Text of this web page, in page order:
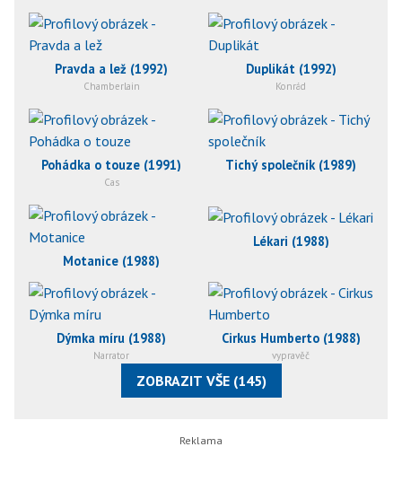
Pravda a lež (1992)
Chamberlain
Duplikát (1992)
Konrád
Pohádka o touze (1991)
Cas
Tichý společník (1989)
Motanice (1988)
Lékari (1988)
Dýmka míru (1988)
Narrator
Cirkus Humberto (1988)
vypravěč
ZOBRAZIT VŠE (145)